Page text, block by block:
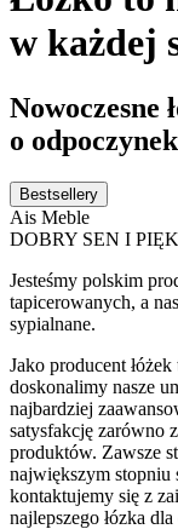
w każdej
Nowoczesne
o
Bestsellery
Ais Meble
DOBRY SEN I
Jesteśmy polskim
tapicerowanych, a
sypialnane.
Jako producent
doskonalimy nasze
najbardziej
satysfakcję zarówno
produktów. Zawsze
największym stopniu
kontaktujemy się z
najlepszego łózka